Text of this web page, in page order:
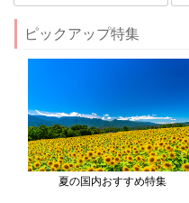
ピックアップ特集
夏の国内おすすめ特集